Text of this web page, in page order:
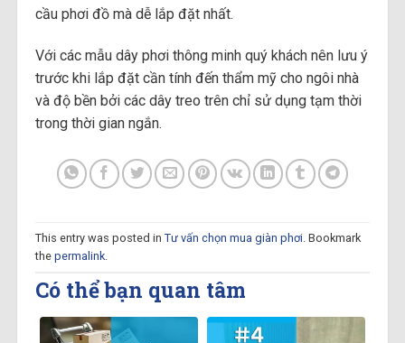
cầu phơi đồ mà dễ lắp đặt nhất.
Với các mẫu dây phơi thông minh quý khách nên lưu ý
trước khi lắp đặt cần tính đến thẩm mỹ cho ngôi nhà
và độ bền bởi các dây treo trên chỉ sử dụng tạm thời
trong thời gian ngắn.
This entry was posted in Tư vấn chọn mua giàn phơi. Bookmark
the permalink.
Có thể bạn quan tâm